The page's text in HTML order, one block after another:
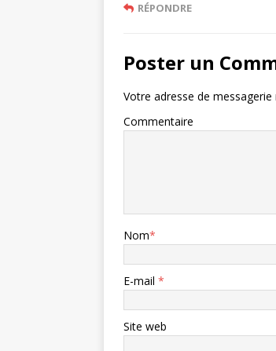
RÉPONDRE
Poster un
Votre adresse de messagerie
Commentaire
Nom*
E-mail *
Site web